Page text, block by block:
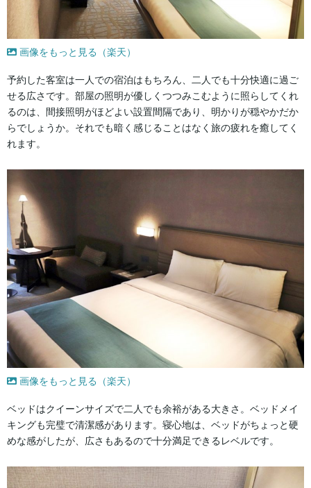
画像をもっと見る（楽天）
予約した客室は一人での宿泊はもちろん、二人でも十分快適に過ご
せる広さです。部屋の照明が優しくつつみこむように照らしてくれ
るのは、間接照明がほどよい設置間隔であり、明かりが穏やかだか
らでしょうか。それでも暗く感じることはなく旅の疲れを癒してく
れます。
画像をもっと見る（楽天）
ベッドはクイーンサイズで二人でも余裕がある大きさ。ベッドメイ
キングも完璧で清潔感があります。寝心地は、ベッドがちょっと硬
めな感がしたが、広さもあるので十分満足できるレベルです。